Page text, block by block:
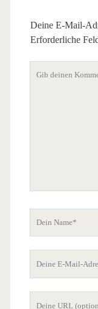
Deine E-Mail-
Erforderliche
Adresse